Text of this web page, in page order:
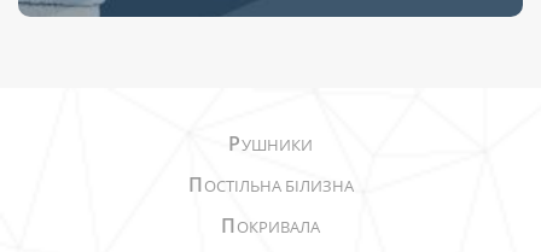
РУШНИКИ
ПОСТІЛЬНА БІЛИЗНА
ПОКРИВАЛА